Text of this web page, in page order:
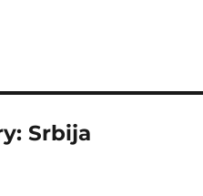
Srbija